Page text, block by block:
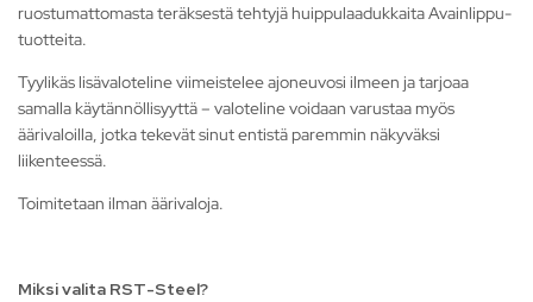
ruostumattomasta teräksestä tehtyjä huippulaadukkaita Avainlippu-
tuotteita.
Tyylikäs lisävaloteline viimeistelee ajoneuvosi ilmeen ja tarjoaa
samalla käytännöllisyyttä – valoteline voidaan varustaa myös
äärivaloilla, jotka tekevät sinut entistä paremmin näkyväksi
liikenteessä.
Toimitetaan ilman äärivaloja.
Miksi valita RST-Steel?